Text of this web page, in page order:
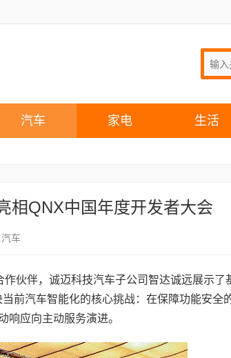
汽车 家电 生活
相QNX中国年度开发者大会
汽车
伙伴，诚迈科技汽车子公司智达诚远展示了
前汽车智能化的核心挑战：在保障功能安全
响应向主动服务演进。